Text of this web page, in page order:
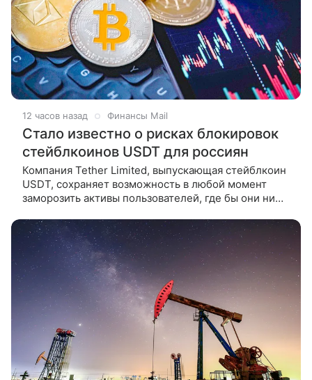
12 часов назад Финансы Mail
Стало известно о рисках блокировок
стейблкоинов USDT для россиян
Компания Tether Limited, выпускающая стейблкоин
USDT, сохраняет возможность в любой момент
заморозить активы пользователей, где бы они ни
сделал председатель банка